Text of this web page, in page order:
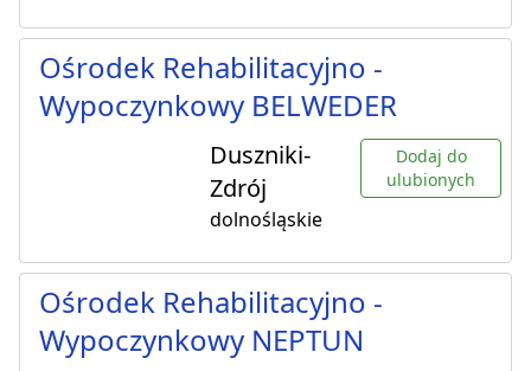
Ośrodek Rehabilitacyjno -
Wypoczynkowy BELWEDER
Duszniki-
Zdrój
dolnośląskie
Dodaj do
ulubionych
Ośrodek Rehabilitacyjno -
Wypoczynkowy NEPTUN